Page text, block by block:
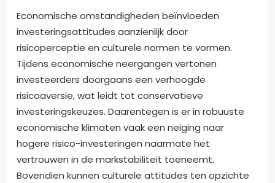
Economische omstandigheden beïnvloeden
investeringsattitudes aanzienlijk door
risicoperceptie en culturele normen te vormen.
Tijdens economische neergangen vertonen
investeerders doorgaans een verhoogde
risicoaversie, wat leidt tot conservatieve
investeringskeuzes. Daarentegen is er in robuuste
economische klimaten vaak een neiging naar
hogere risico-investeringen naarmate het
vertrouwen in de markstabiliteit toeneemt.
Bovendien kunnen culturele attitudes ten opzichte